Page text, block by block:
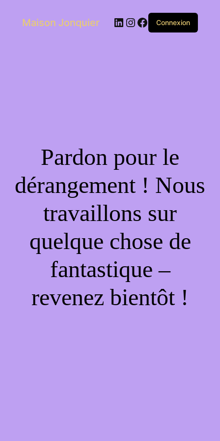
Maison Jonquier LinkedIn
Instagram
Facebook
Connexion
Pardon pour le
dérangement ! Nous
travaillons sur
quelque chose de
fantastique –
revenez bientôt !